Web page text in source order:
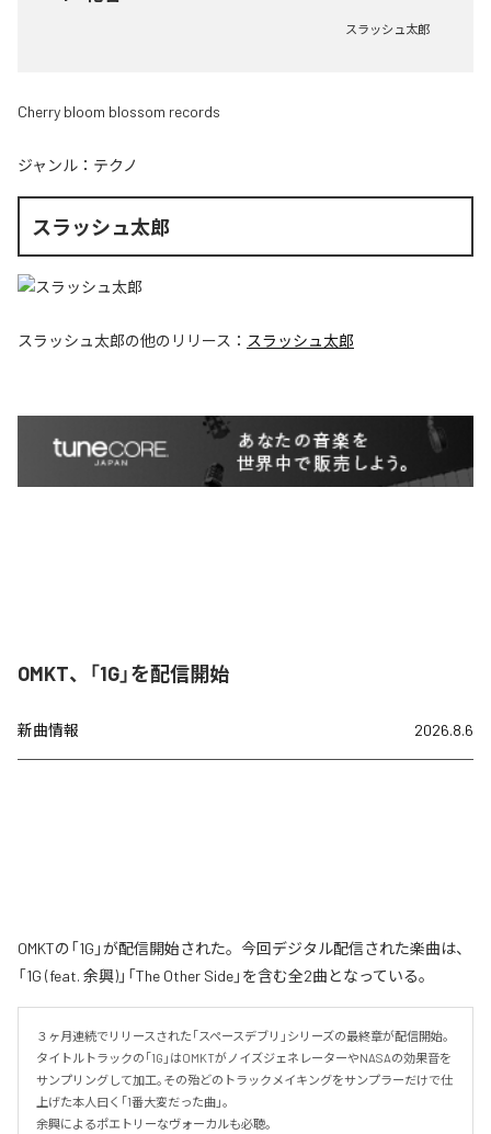
スラッシュ太郎
Cherry bloom blossom records
ジャンル： テクノ
スラッシュ太郎
スラッシュ太郎の他のリリース： スラッシュ太郎
OMKT、「1G」を配信開始
新曲情報 2026.8.6
OMKTの「1G」が配信開始された。今回デジタル配信された楽曲は、
「1G (feat. 余興)」「The Other Side」を含む全2曲となっている。
３ヶ月連続でリリースされた｢スペースデブリ｣シリーズの最終章が配信開始｡
タイトルトラックの｢1G｣はOMKTがノイズジェネレーターやNASAの効果音を
サンプリングして加工｡その殆どのトラックメイキングをサンプラーだけで仕
上げた本人曰く｢1番大変だった曲｣。
余興によるポエトリーなヴォーカルも必聴｡